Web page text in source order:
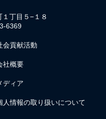
丁目５−１８
6369
会貢献活動
社概要
ディア
人情報の取り扱いについて